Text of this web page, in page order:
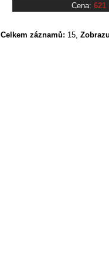
Cena: 621
Celkem záznamů: 15,